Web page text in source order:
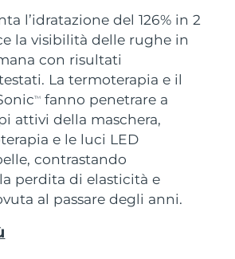
l’idratazione del 126% in 2
la visibilità delle rughe in
con risultati
La termoterapia e il
TM
fanno penetrare a
attivi della maschera,
e le luci LED
contrastando
perdita di elasticità e
al passare degli anni.